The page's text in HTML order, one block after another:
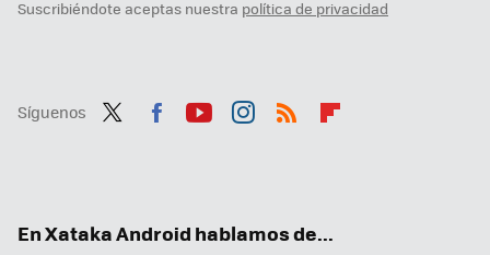
Suscribiéndote aceptas nuestra política de privacidad
Síguenos
En Xataka Android hablamos de...